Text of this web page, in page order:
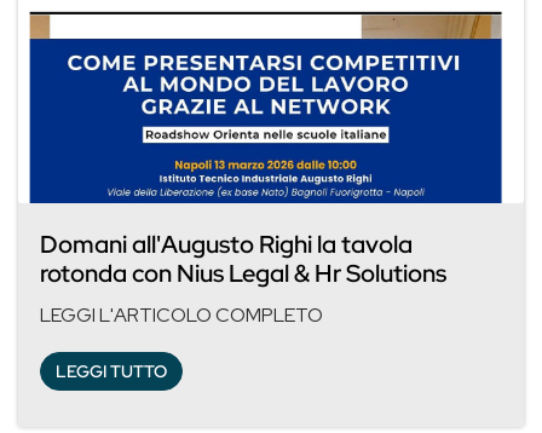
Domani all'Augusto Righi la tavola
rotonda con Nius Legal & Hr Solutions
LEGGI L'ARTICOLO COMPLETO
LEGGI TUTTO